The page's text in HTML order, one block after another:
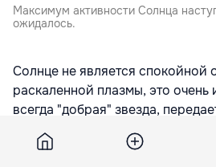
Максимум активности Солнца
ожидалось.
Солнце не является
раскаленной плазмы, это очень
всегда "добрая" звезда,
Свою активность Солнце